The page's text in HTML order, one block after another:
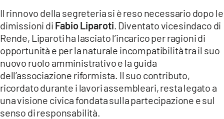
LACAPITALENEWS.IT
App
ANDROID
APPLE
Il rinnovo della segreteria si è reso necessario dopo le
dimissioni di Fabio Liparoti . Diventato vicesindaco di
Rende, Liparoti ha lasciato l’incarico per ragioni di
opportunità e per la naturale incompatibilità tra il suo
nuovo ruolo amministrativo e la guida
dell’associazione riformista. Il suo contributo,
ricordato durante i lavori assembleari, resta legato a
una visione civica fondata sulla partecipazione e sul
senso di responsabilità.